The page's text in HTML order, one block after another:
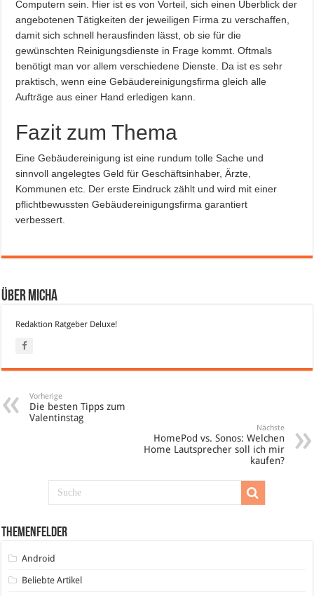
Computern sein. Hier ist es von Vorteil, sich einen Überblick der
angebotenen Tätigkeiten der jeweiligen Firma zu verschaffen,
damit sich schnell herausfinden lässt, ob sie für die
gewünschten Reinigungsdienste in Frage kommt. Oftmals
benötigt man vor allem verschiedene Dienste. Da ist es sehr
praktisch, wenn eine Gebäudereinigungsfirma gleich alle
Aufträge aus einer Hand erledigen kann.
Fazit zum Thema
Eine Gebäudereinigung ist eine rundum tolle Sache und
sinnvoll angelegtes Geld für Geschäftsinhaber, Ärzte,
Kommunen etc. Der erste Eindruck zählt und wird mit einer
pflichtbewussten Gebäudereinigungsfirma garantiert
verbessert.
Über Micha
Redaktion Ratgeber Deluxe!
Vorherige
Die besten Tipps zum
Valentinstag
Nächste
HomePod vs. Sonos: Welchen
Home Lautsprecher soll ich mir
kaufen?
Themenfelder
Android
Beliebte Artikel